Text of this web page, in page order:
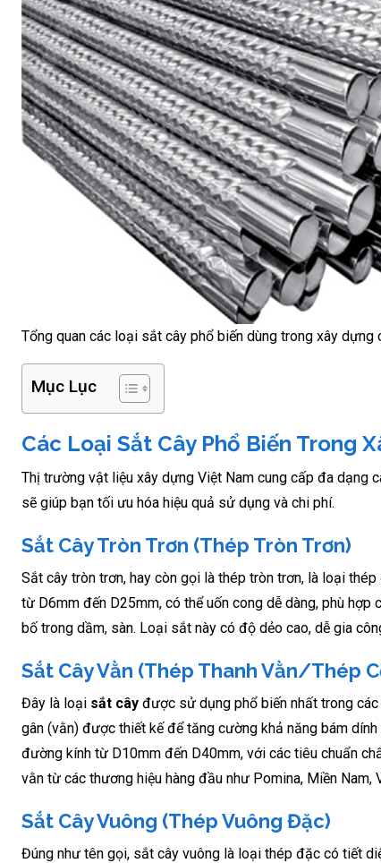
Tổng quan các loại sắt cây phổ biến dùng trong xây dựng
Mục Lục
Các Loại Sắt Cây Phổ Biến Trong
Thị trường vật liệu xây dựng Việt Nam cung cấp đa dạng
sẽ giúp bạn tối ưu hóa hiệu quả sử dụng và chi phí.
Sắt Cây Tròn Trơn (Thép Tròn Trơn)
Sắt cây tròn trơn, hay còn gọi là thép tròn trơn, là loại
từ D6mm đến D25mm, có thể uốn cong dễ dàng, phù
bố trong dầm, sàn. Loại sắt này có độ dẻo cao, dễ gia
Sắt Cây Vằn (Thép Thanh Vằn/Thép
Đây là loại sắt cây được sử dụng phổ biến nhất trong
gân (vằn) được thiết kế để tăng cường khả năng bám
đường kính từ D10mm đến D40mm, với các tiêu chuẩn
vằn từ các thương hiệu hàng đầu như Pomina, Miền
Sắt Cây Vuông (Thép Vuông Đặc)
Đúng như tên gọi, sắt cây vuông là loại thép đặc có tiết